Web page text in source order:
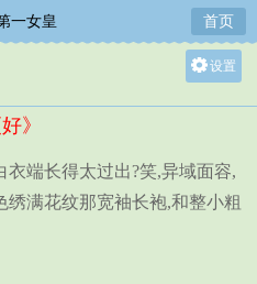
一女皇 首页
设置
中
小
》
端长得太过出?笑,异域面容,
满花纹那宽袖长袍,和整小粗